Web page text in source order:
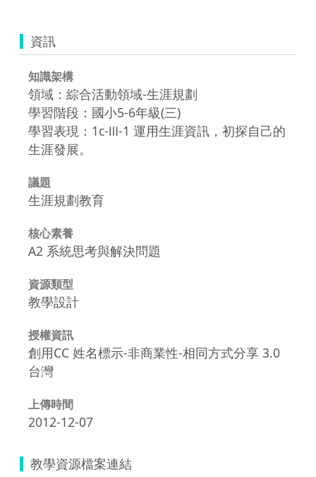
資訊
知識架構
領域：綜合活動領域-生涯規劃
學習階段：國小5-6年級(三)
學習表現：1c-Ⅲ-1 運用生涯資訊，初探自己的
生涯發展。
議題
生涯規劃教育
核心素養
A2 系統思考與解決問題
資源類型
教學設計
授權資訊
創用CC 姓名標示-非商業性-相同方式分享 3.0
台灣
上傳時間
2012-12-07
教學資源檔案連結